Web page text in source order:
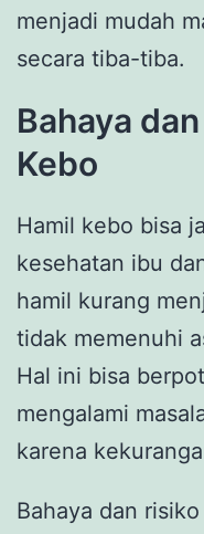
menjadi mudah
secara tiba-tiba.
Bahaya
Kebo
Hamil kebo bisa
kesehatan ibu
hamil kurang
tidak memenuhi
Hal ini bisa
mengalami
karena
Bahaya dan